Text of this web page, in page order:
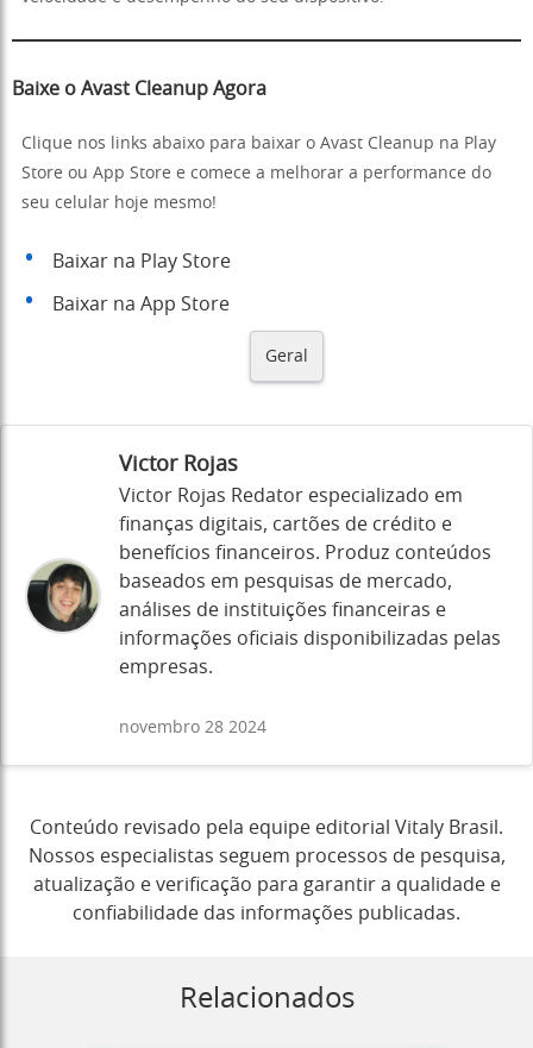
Baixe o Avast Cleanup Agora
Clique nos links abaixo para baixar o Avast Cleanup na Play
Store ou App Store e comece a melhorar a performance do
seu celular hoje mesmo!
Baixar na Play Store
Baixar na App Store
Geral
Victor Rojas
Victor Rojas Redator especializado em
finanças digitais, cartões de crédito e
benefícios financeiros. Produz conteúdos
baseados em pesquisas de mercado,
análises de instituições financeiras e
informações oficiais disponibilizadas pelas
empresas.
novembro 28 2024
Conteúdo revisado pela equipe editorial Vitaly Brasil.
Nossos especialistas seguem processos de pesquisa,
atualização e verificação para garantir a qualidade e
confiabilidade das informações publicadas.
Relacionados